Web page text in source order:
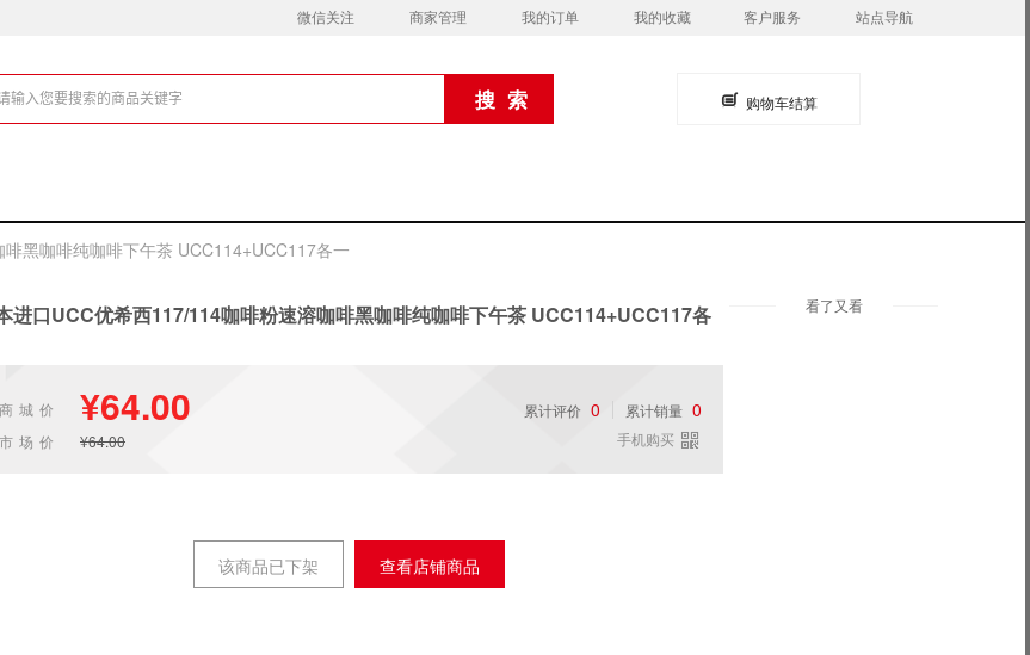
微信关注 商家管理 我的订单 我的收藏 客户服务 站点导航
购物车结算
黑咖啡纯咖啡下午茶 UCC114+UCC117各一
进口UCC优希西117/114咖啡粉速溶咖啡黑咖啡纯咖啡下午茶 UCC114+UCC117各
商城价 ¥64.00
市场价 ¥64.00
累计评价 0 累计销量 0
手机购买
该商品已下架 查看店铺商品
看了又看